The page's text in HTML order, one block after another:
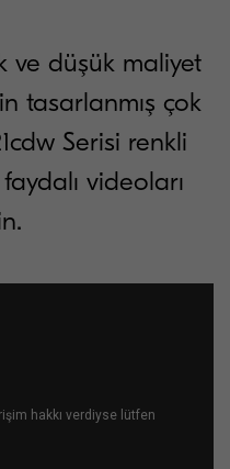
ve düşük maliyet
tasarlanmış çok
Serisi renkli
faydalı videoları